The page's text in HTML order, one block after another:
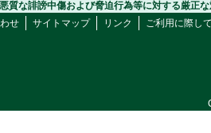
質な誹謗中傷および脅迫行為等に対する厳正
せ
サイトマップ リンク ご利用に際し